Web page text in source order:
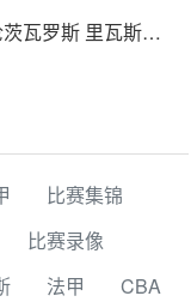
瓦罗斯 里瓦斯建
比赛集锦
比赛录像
法甲
CBA